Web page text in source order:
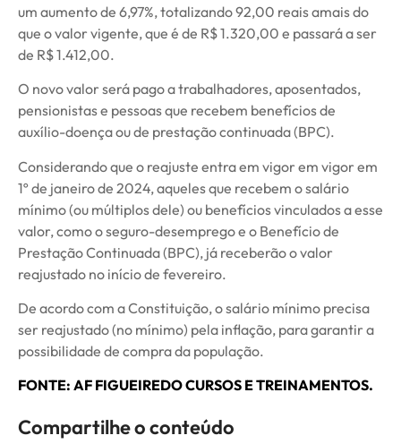
um aumento de 6,97%, totalizando 92,00 reais amais do
que o valor vigente, que é de R$ 1.320,00 e passará a ser
de R$ 1.412,00.
O novo valor será pago a trabalhadores, aposentados,
pensionistas e pessoas que recebem benefícios de
auxílio-doença ou de prestação continuada (BPC).
Considerando que o reajuste entra em vigor em vigor em
1º de janeiro de 2024, aqueles que recebem o salário
mínimo (ou múltiplos dele) ou benefícios vinculados a esse
valor, como o seguro-desemprego e o Benefício de
Prestação Continuada (BPC), já receberão o valor
reajustado no início de fevereiro.
De acordo com a Constituição, o salário mínimo precisa
ser reajustado (no mínimo) pela inflação, para garantir a
possibilidade de compra da população.
FONTE: AF FIGUEIREDO CURSOS E TREINAMENTOS.
Compartilhe o conteúdo